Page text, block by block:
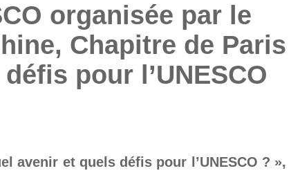
organisée par le
Chapitre de Paris
pour l’UNESCO
avenir et quels défis pour l’UNESCO ? »,